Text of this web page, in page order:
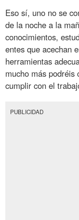
Eso sí, uno no se
de la noche a la
conocimientos,
entes que acechan
herramientas
mucho más
cumplir con el
PUBLICIDAD